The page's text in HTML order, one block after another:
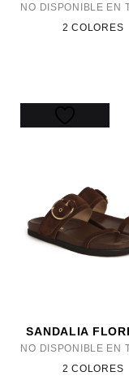
NO DISPONIBLE EN
2 COLORES
SANDALIA
NO DISPONIBLE EN
2 COLORES